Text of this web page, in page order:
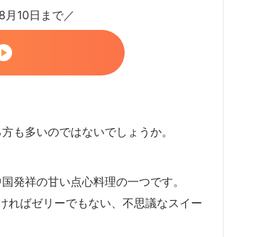
10日まで／
も多いのではないでしょうか。
発祥の甘い点心料理の一つです。
ればゼリーでもない、不思議なスイー